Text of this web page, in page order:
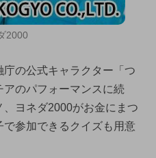
2000
の公式キャラクター「つ
のパフォーマンスに続
ヨネダ2000がお金にまつ
参加できるクイズも用意